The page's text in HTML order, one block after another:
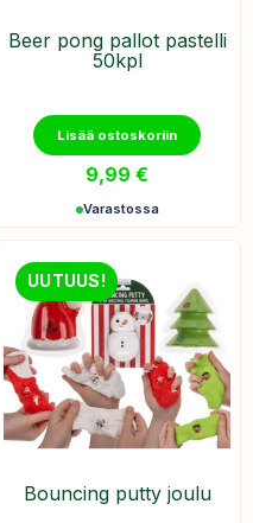
Beer pong pallot pastelli
50kpl
Lisää ostoskoriin
9,99 €
Varastossa
UUTUUS!
Bouncing putty joulu